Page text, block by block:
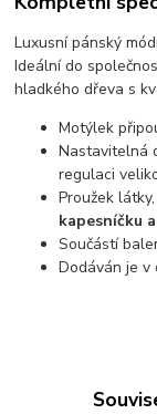
Luxusní pánský
Ideální do
hladkého dřeva s
Motýlek
Nastavitelná
regulaci
Proužek
kapesníčku
Součástí
Dodáván je v